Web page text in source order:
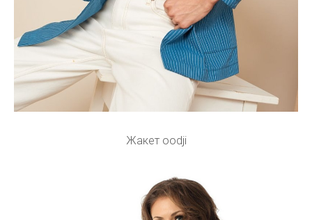
Жакет oodji